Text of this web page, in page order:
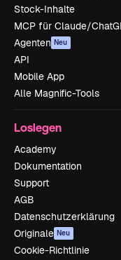
Stock-Inhalte
MCP für Claude/
Agenten Neu
API
Mobile App
Alle Magnific-Tools
Loslegen
Academy
Dokumentation
Support
AGB
Datenschutzerklärung
Originale Neu
Cookie-Richtlinie